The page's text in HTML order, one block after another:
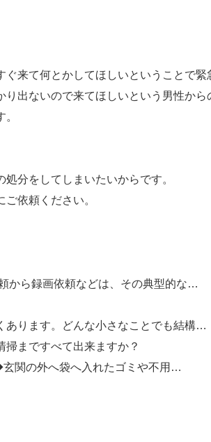
来て何とかしてほしいということで緊
出ないので来てほしいという男性か
分をしてしまいたいからです。
依頼ください。
から録画依頼などは、その典型的な…
あります。どんな小さなことでも結構…
まですべて出来ますか？
関の外へ袋へ入れたゴミや不用…